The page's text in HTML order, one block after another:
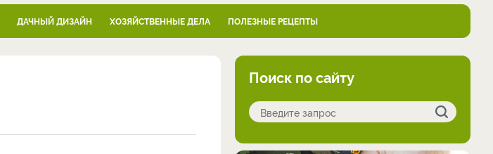
ДАЧНЫЙ ДИЗАЙН ХОЗЯЙСТВЕННЫЕ ДЕЛА ПОЛЕЗНЫЕ РЕЦЕПТЫ
Поиск по сайту